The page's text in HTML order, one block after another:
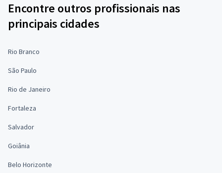
Encontre outros profissionais nas
principais cidades
Rio Branco
São Paulo
Rio de Janeiro
Fortaleza
Salvador
Goiânia
Belo Horizonte